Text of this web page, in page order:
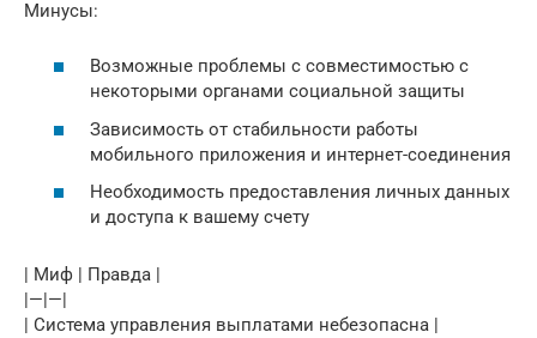
Минусы:
Возможные проблемы с совместимостью с
некоторыми органами социальной защиты
Зависимость от стабильности работы
мобильного приложения и интернет-соединения
Необходимость предоставления личных данных
и доступа к вашему счету
| Миф | Правда |
|—|—|
| Система управления выплатами небезопасна |